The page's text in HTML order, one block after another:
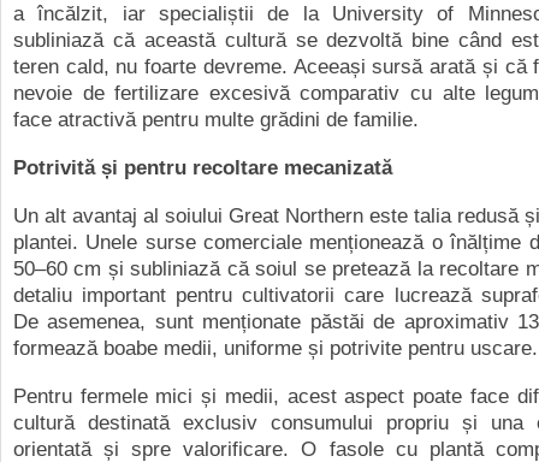
a încălzit, iar specialiștii de la University of
subliniază că această cultură se dezvoltă bine când
teren cald, nu foarte devreme. Aceeași sursă arată și că
nevoie de fertilizare excesivă comparativ cu alte
face atractivă pentru multe grădini de familie.
Potrivită și pentru recoltare mecanizată
Un alt avantaj al soiului Great Northern este talia redusă
plantei. Unele surse comerciale menționează o înălțime
50–60 cm și subliniază că soiul se pretează la recoltare
detaliu important pentru cultivatorii care lucrează
De asemenea, sunt menționate păstăi de aproximativ
formează boabe medii, uniforme și potrivite pentru uscare.
Pentru fermele mici și medii, acest aspect poate face
cultură destinată exclusiv consumului propriu și una
orientată și spre valorificare. O fasole cu plantă